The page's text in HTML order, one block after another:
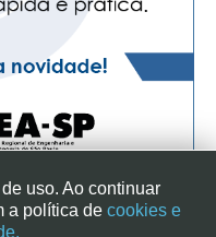
uso. Ao continuar
a política de cookies e